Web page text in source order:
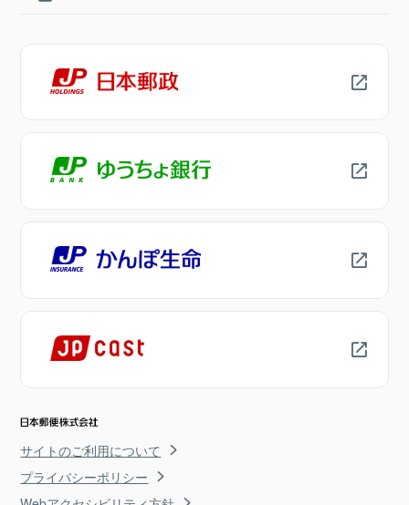
サイトのご利用について
プライバシーポリシー